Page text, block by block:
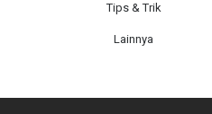
Tips & Trik
Lainnya